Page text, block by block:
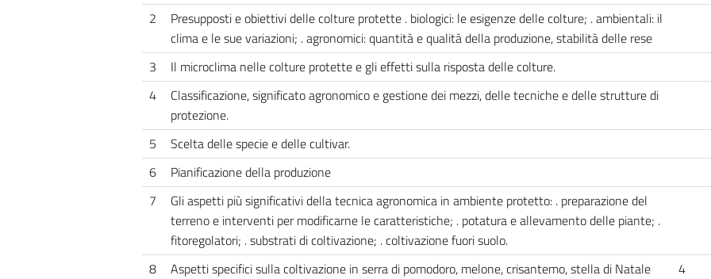
2
Presupposti e obiettivi delle colture protette . biologici: le esigenze delle colture; . ambientali: il
clima e le sue variazioni; . agronomici: quantità e qualità della produzione, stabilità delle rese
3
Il microclima nelle colture protette e gli effetti sulla risposta delle colture.
4
Classificazione, significato agronomico e gestione dei mezzi, delle tecniche e delle strutture di
protezione.
5
Scelta delle specie e delle cultivar.
6
Pianificazione della produzione
7
Gli aspetti più significativi della tecnica agronomica in ambiente protetto: . preparazione del
terreno e interventi per modificarne le caratteristiche; . potatura e allevamento delle piante; .
fitoregolatori; . substrati di coltivazione; . coltivazione fuori suolo.
8
Aspetti specifici sulla coltivazione in serra di pomodoro, melone, crisantemo, stella di Natale 4